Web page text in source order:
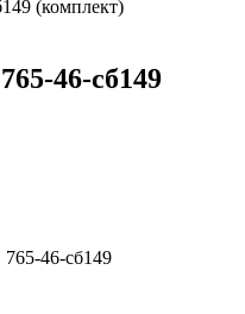
46-сб149
765-46-сб149